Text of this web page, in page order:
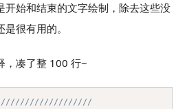
开始和结束的文字绘制，除去这些没
很有用的。
，凑了整 100 行~